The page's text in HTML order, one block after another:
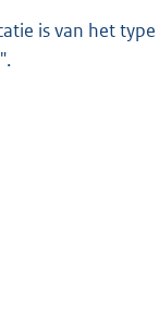
n
is van het